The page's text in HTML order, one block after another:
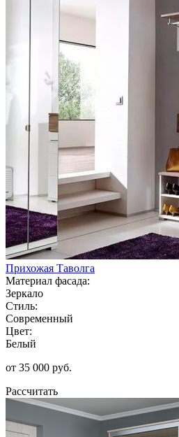
Прихожая Таволга
Материал фасада:
Зеркало
Стиль:
Современный
Цвет:
Белый
от 35 000 руб.
Рассчитать